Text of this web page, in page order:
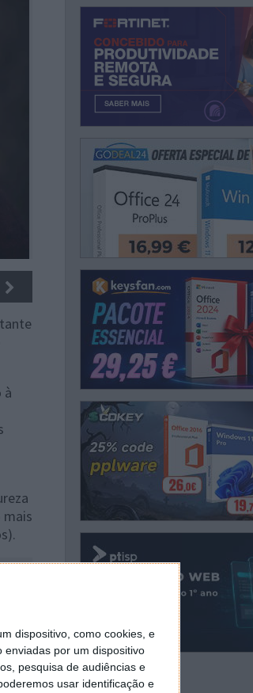
dispositivo, como cookies, e
enviadas por um dispositivo
pesquisa de audiências e
usar identificação e
à
mais